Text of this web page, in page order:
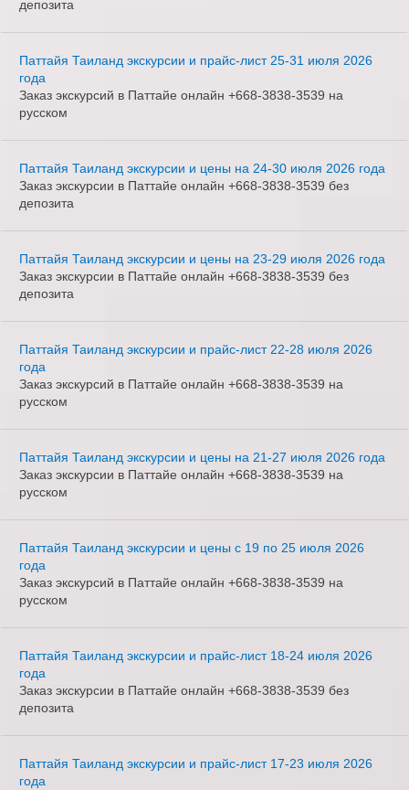
депозита
Паттайя Таиланд экскурсии и прайс-лист 25-31 июля 2026
года
Заказ экскурсий в Паттайе онлайн +668-3838-3539 на
русском
Паттайя Таиланд экскурсии и цены на 24-30 июля 2026 года
Заказ экскурсии в Паттайе онлайн +668-3838-3539 без
депозита
Паттайя Таиланд экскурсии и цены на 23-29 июля 2026 года
Заказ экскурсии в Паттайе онлайн +668-3838-3539 без
депозита
Паттайя Таиланд экскурсии и прайс-лист 22-28 июля 2026
года
Заказ экскурсий в Паттайе онлайн +668-3838-3539 на
русском
Паттайя Таиланд экскурсии и цены на 21-27 июля 2026 года
Заказ экскурсии в Паттайе онлайн +668-3838-3539 на
русском
Паттайя Таиланд экскурсии и цены с 19 по 25 июля 2026
года
Заказ экскурсий в Паттайе онлайн +668-3838-3539 на
русском
Паттайя Таиланд экскурсии и прайс-лист 18-24 июля 2026
года
Заказ экскурсии в Паттайе онлайн +668-3838-3539 без
депозита
Паттайя Таиланд экскурсии и прайс-лист 17-23 июля 2026
года